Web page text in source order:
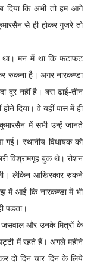
दिया कि अभी तो हम आगे
से ही होकर गुजरे तो
था। मन में था कि फटाफट
रुकना है। अगर नारकण्डा
दूर नहीं है। बस ढाई-तीन
दिया। वे यहीं पास में ही
में सभी उन्हें जानते
स्थानीय विधायक को
विश्रामगृह बुक थे। रोशन
लेकिन आखिरकार रुकने
में आई कि नारकण्डा में भी
पडता।
जसवाल और उनके मित्रों के
में रहते हैं। अगले महीने
दो दिन चार दिन के लिये